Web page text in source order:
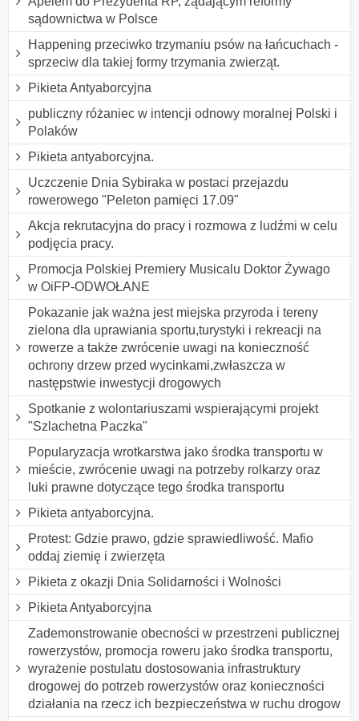
sądownictwa w Polsce
Happening przeciwko trzymaniu psów na łańcuchach -
sprzeciw dla takiej formy trzymania zwierząt.
Pikieta Antyaborcyjna
publiczny różaniec w intencji odnowy moralnej Polski i
Polaków
Pikieta antyaborcyjna.
Uczczenie Dnia Sybiraka w postaci przejazdu
rowerowego "Peleton pamięci 17.09"
Akcja rekrutacyjna do pracy i rozmowa z ludźmi w celu
podjęcia pracy.
Promocja Polskiej Premiery Musicalu Doktor Żywago
w OiFP-ODWOŁANE
Pokazanie jak ważna jest miejska przyroda i tereny
zielona dla uprawiania sportu,turystyki i rekreacji na
rowerze a także zwrócenie uwagi na konieczność
ochrony drzew przed wycinkami,zwłaszcza w
następstwie inwestycji drogowych
Spotkanie z wolontariuszami wspierającymi projekt
"Szlachetna Paczka"
Popularyzacja wrotkarstwa jako środka transportu w
mieście, zwrócenie uwagi na potrzeby rolkarzy oraz
luki prawne dotyczące tego środka transportu
Pikieta antyaborcyjna.
Protest: Gdzie prawo, gdzie sprawiedliwość. Mafio
oddaj ziemię i zwierzęta
Pikieta z okazji Dnia Solidarności i Wolności
Pikieta Antyaborcyjna
Zademonstrowanie obecności w przestrzeni publicznej
rowerzystów, promocja roweru jako środka transportu,
wyrażenie postulatu dostosowania infrastruktury
drogowej do potrzeb rowerzystów oraz konieczności
działania na rzecz ich bezpieczeństwa w ruchu drogow